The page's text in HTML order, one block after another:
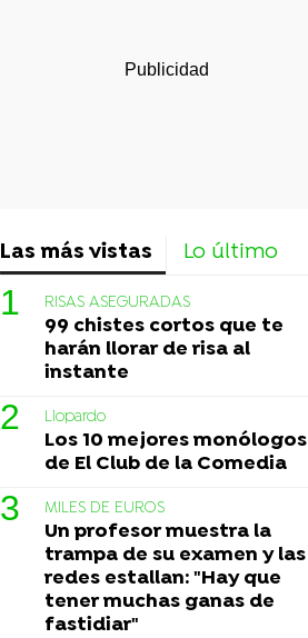
Las más vistas Lo último
RISAS ASEGURADAS
99 chistes cortos que te
harán llorar de risa al
instante
Liopardo
Los 10 mejores monólogos
de El Club de la Comedia
MILES DE EUROS
Un profesor muestra la
trampa de su examen y las
redes estallan: "Hay que
tener muchas ganas de
fastidiar"